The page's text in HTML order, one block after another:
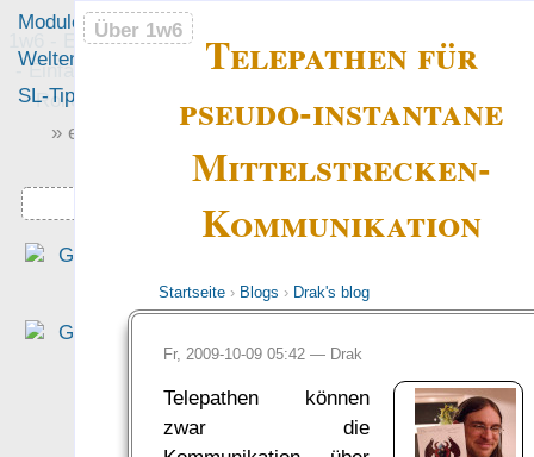
1w6 - Ein Würfel System
- Einfach saubere, freie
Rollenspiel-Regeln
Telepathen für
pseudo-instantane
Mittelstrecken-
Kommunikation
Startseite› Blogs › Drak's blog
Fr, 2009-10-09 05:42 — Drak
Telepathen können
zwar die
Über 1w6
Module
Welten
Foren
SL-Tipps
» einfach saubere «
Über 1w6
?
richtung, die sich für mich
altem DSA Spieler fast
ungewohnt schlank anfühlt.“
was Leute sagen…